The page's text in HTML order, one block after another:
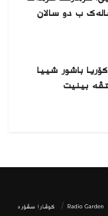
ب دو سالان
باشور شییا
بینیت
Radio Garden كوڤارا سڤۆره‌